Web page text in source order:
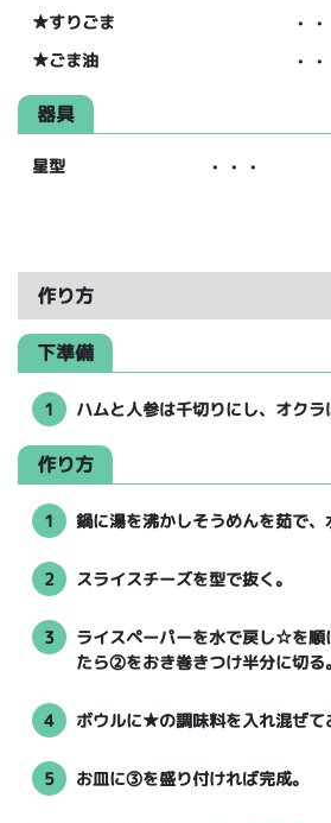
★すりごま
・・
★ごま油
・・
器具
星型 ・・・
作り方
下準備
1 ハムと人参は千切りにし、オクラ
作り方
1 鍋に湯を沸かしそうめんを茹で、
2 スライスチーズを型で抜く。
3
ライスペーパーを水で戻し☆を順
たら②をおき巻きつけ半分に切る。
4 ボウルに★の調味料を入れ混ぜて
5 お皿に③を盛り付ければ完成。